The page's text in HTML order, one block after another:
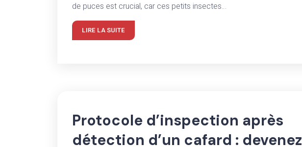
de puces est crucial, car ces petits insectes…
LIRE LA SUITE
Protocole d’inspection après
détection d’un cafard : devenez